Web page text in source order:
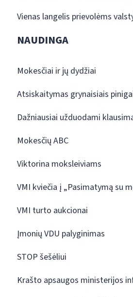
Vienas langelis prievolėms
NAUDINGA
Mokesčiai ir jų dydžiai
Atsiskaitymas grynaisiais
Dažniausiai užduodami
Mokesčių ABC
Viktorina moksleiviams
VMI kviečia į „Pasimatymą su
VMI turto aukcionai
Įmonių VDU palyginimas
STOP šešėliui
Krašto apsaugos ministerijos